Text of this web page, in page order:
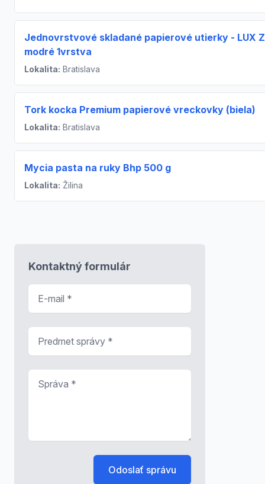
Jednovrstvové skladané papierové utierky - LUX
modré 1vrstva
Lokalita: Bratislava
Tork kocka Premium papierové vreckovky (biela)
Lokalita: Bratislava
Mycia pasta na ruky Bhp 500 g
Lokalita: Žilina
Kontaktný formulár
Odoslať správu